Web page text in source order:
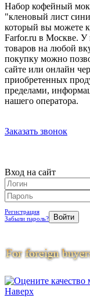
Набор кофейный
"кленовый лист
который вы можете
Farfor.ru в Москве. У
товаров на любой
покупку можно
сайте или онлайн
приобретенных
пределами,
нашего оператора.
Заказать звонок
Вход на сайт
Регистрация
Забыли пароль?
Наверх